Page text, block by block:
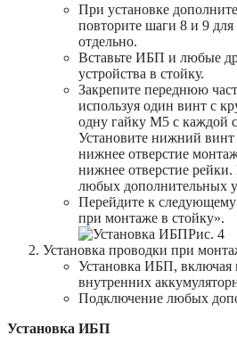
При установке
повторите шаги 8 и 9 для
отдельно.
Вставьте ИБП и любые
устройства в стойку.
Закрепите переднюю
используя один винт с
одну гайку M5 с каждой
Установите нижний
нижнее отверстие
нижнее отверстие
любых дополнительных
Перейдите к
при монтаже в стойку».
Рис. 4
Установка проводки при
Установка ИБП, включая
внутренних
Подключение любых
Установка ИБП